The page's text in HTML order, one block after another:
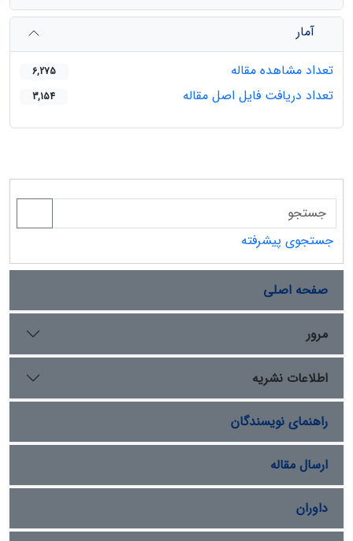
آمار
تعداد مشاهده مقاله
6,275
تعداد دریافت فایل اصل مقاله 3,154
جستجوی پیشرفته
صفحه اصلی
مرور
اطلاعات نشریه
راهنمای نویسندگان
ارسال مقاله
داوران